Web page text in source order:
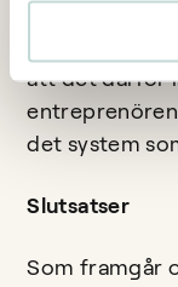
överordnat
att det därför
det system
Slutsatser
Som framgår